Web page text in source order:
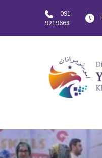
091-
9219668